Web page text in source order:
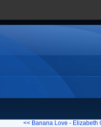
<< Banana Love - Elizabeth